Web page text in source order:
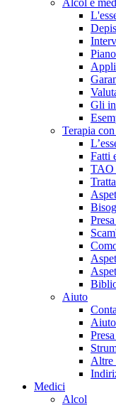
Alcol e
Gli
Terapia
Fatti
TAO
Aiuto
Altre
Medici
Alcol